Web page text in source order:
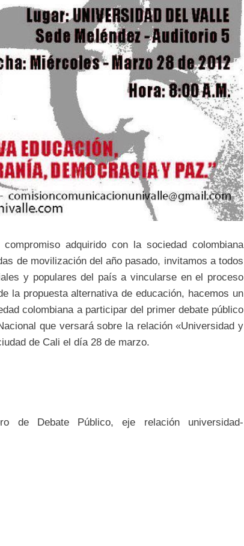
adquirido con la sociedad colombiana
de movilización del año pasado, invitamos a todos
y populares del país a vincularse en el proceso
la propuesta alternativa de educación, hacemos un
colombiana a participar del primer debate público
que versará sobre la relación «Universidad y
de Cali el día 28 de marzo.
de Debate Público, eje relación universidad-